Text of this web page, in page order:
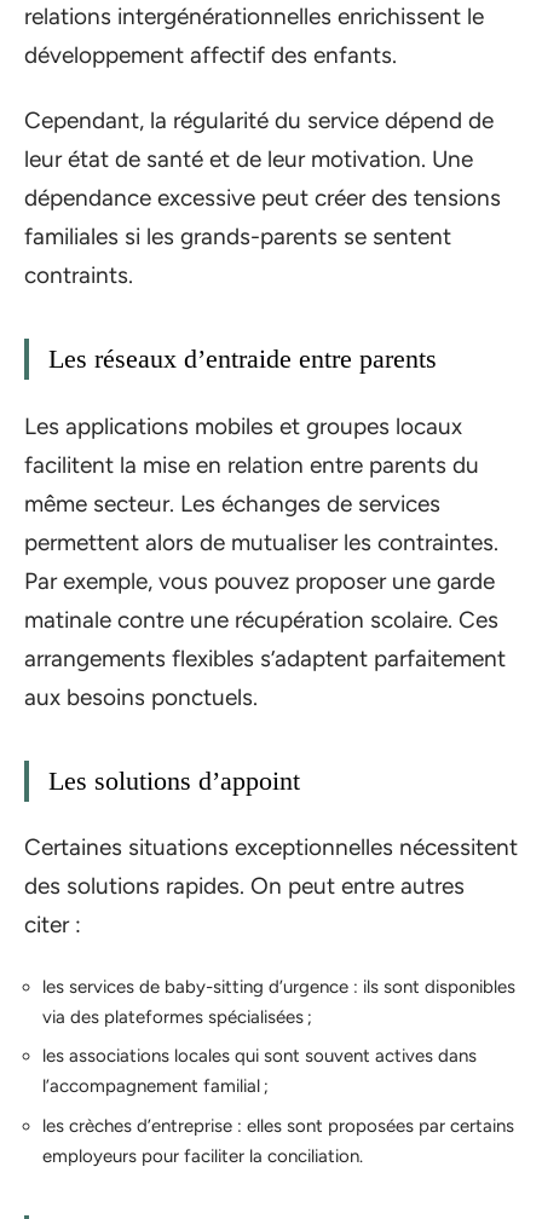
relations intergénérationnelles enrichissent le
développement affectif des enfants.
Cependant, la régularité du service dépend de
leur état de santé et de leur motivation. Une
dépendance excessive peut créer des tensions
familiales si les grands-parents se sentent
contraints.
Les réseaux d’entraide entre parents
Les applications mobiles et groupes locaux
facilitent la mise en relation entre parents du
même secteur. Les échanges de services
permettent alors de mutualiser les contraintes.
Par exemple, vous pouvez proposer une garde
matinale contre une récupération scolaire. Ces
arrangements flexibles s’adaptent parfaitement
aux besoins ponctuels.
Les solutions d’appoint
Certaines situations exceptionnelles nécessitent
des solutions rapides. On peut entre autres
citer :
les services de baby-sitting d’urgence : ils sont disponibles
via des plateformes spécialisées ;
les associations locales qui sont souvent actives dans
l’accompagnement familial ;
les crèches d’entreprise : elles sont proposées par certains
employeurs pour faciliter la conciliation.